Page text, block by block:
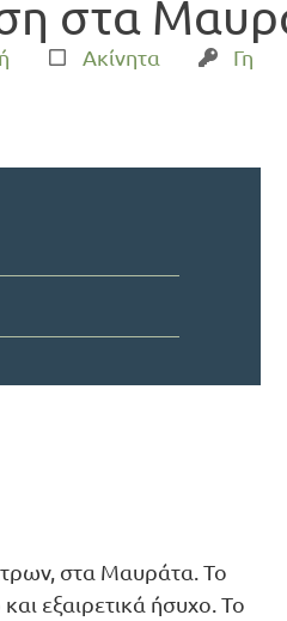
στα
Ακίνητα Γη
στα Μαυράτα. Το
εξαιρετικά ήσυχο. Το